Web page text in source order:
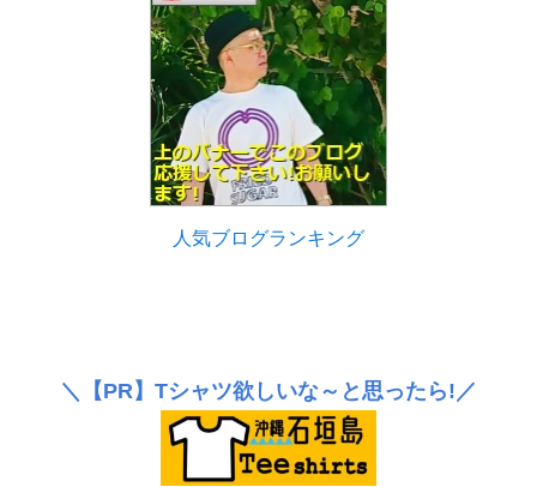
人気ブログランキング
＼ 【PR】 Tシャツ欲しいな～と思ったら!／